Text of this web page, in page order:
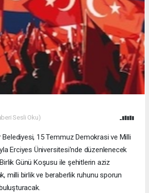
Sesli Oku)
Belediyesi, 15 Temmuz Demokrasi ve Milli
Erciyes Üniversitesi'nde düzenlenecek
Günü Koşusu ile şehitlerin aziz
milli birlik ve beraberlik ruhunu sporun